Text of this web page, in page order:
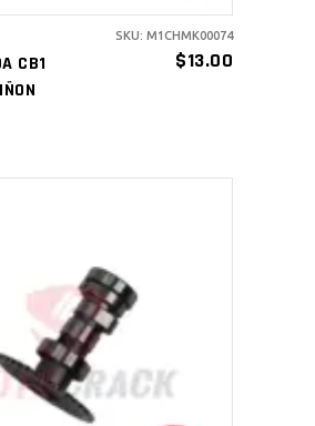
CB1
$13.00
SKU: M1CHMK00074
AL CARRITO